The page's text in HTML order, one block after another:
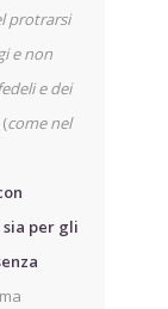
protrarsi
e non
e dei
come nel
per gli